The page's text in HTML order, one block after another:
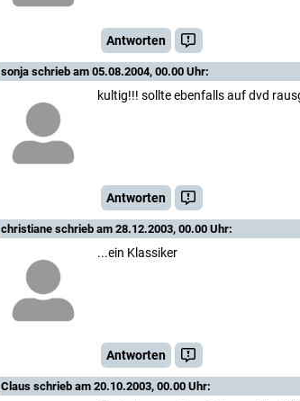
Antworten
sonja schrieb am 05.08.2004, 00.00 Uhr:
kultig!!! sollte ebenfalls auf dvd
Antworten
christiane schrieb am 28.12.2003, 00.00 Uhr:
...ein Klassiker
Antworten
Claus schrieb am 20.10.2003, 00.00 Uhr: